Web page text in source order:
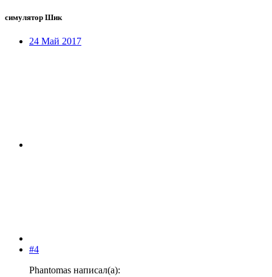
симулятор Шик
24 Май 2017
#4
Phantomas написал(а):